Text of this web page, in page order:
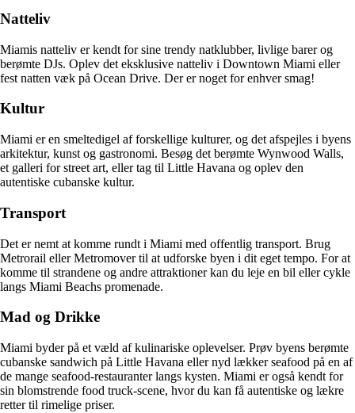
Natteliv
Miamis natteliv er kendt for sine trendy natklubber, livlige barer og
berømte DJs. Oplev det eksklusive natteliv i Downtown Miami eller
fest natten væk på Ocean Drive. Der er noget for enhver smag!
Kultur
Miami er en smeltedigel af forskellige kulturer, og det afspejles i byens
arkitektur, kunst og gastronomi. Besøg det berømte Wynwood Walls,
et galleri for street art, eller tag til Little Havana og oplev den
autentiske cubanske kultur.
Transport
Det er nemt at komme rundt i Miami med offentlig transport. Brug
Metrorail eller Metromover til at udforske byen i dit eget tempo. For at
komme til strandene og andre attraktioner kan du leje en bil eller cykle
langs Miami Beachs promenade.
Mad og Drikke
Miami byder på et væld af kulinariske oplevelser. Prøv byens berømte
cubanske sandwich på Little Havana eller nyd lækker seafood på en af
de mange seafood-restauranter langs kysten. Miami er også kendt for
sin blomstrende food truck-scene, hvor du kan få autentiske og lækre
retter til rimelige priser.